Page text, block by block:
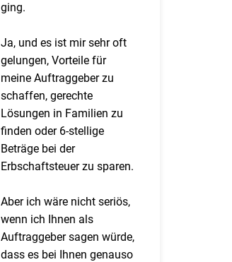
ging.
Ja, und es ist mir sehr oft
gelungen, Vorteile für
meine Auftraggeber zu
schaffen, gerechte
Lösungen in Familien zu
finden oder 6-stellige
Beträge bei der
Erbschaftsteuer zu sparen.
Aber ich wäre nicht seriös,
wenn ich Ihnen als
Auftraggeber sagen würde,
dass es bei Ihnen genauso